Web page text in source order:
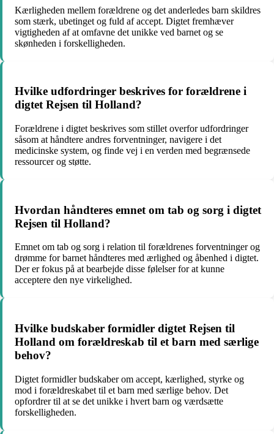
Kærligheden mellem forældrene og det anderledes barn skildres
som stærk, ubetinget og fuld af accept. Digtet fremhæver
vigtigheden af at omfavne det unikke ved barnet og se
skønheden i forskelligheden.
Hvilke udfordringer beskrives for forældrene i
digtet Rejsen til Holland?
Forældrene i digtet beskrives som stillet overfor udfordringer
såsom at håndtere andres forventninger, navigere i det
medicinske system, og finde vej i en verden med begrænsede
ressourcer og støtte.
Hvordan håndteres emnet om tab og sorg i digtet
Rejsen til Holland?
Emnet om tab og sorg i relation til forældrenes forventninger og
drømme for barnet håndteres med ærlighed og åbenhed i digtet.
Der er fokus på at bearbejde disse følelser for at kunne
acceptere den nye virkelighed.
Hvilke budskaber formidler digtet Rejsen til
Holland om forældreskab til et barn med særlige
behov?
Digtet formidler budskaber om accept, kærlighed, styrke og
mod i forældreskabet til et barn med særlige behov. Det
opfordrer til at se det unikke i hvert barn og værdsætte
forskelligheden.